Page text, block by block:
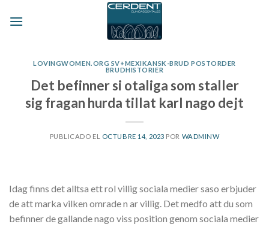
LOVINGWOMEN.ORG SV+MEXIKANSK-BRUD POSTORDER
BRUDHISTORIER
Det befinner si otaliga som staller
sig fragan hurda tillat karl nago dejt
PUBLICADO EL OCTUBRE 14, 2023 POR WADMINW
Idag finns det alltsa ett rol villig sociala medier saso erbjuder
de att marka vilken omrade n ar villig. Det medfo att du som
befinner de gallande nago viss position genom sociala medier